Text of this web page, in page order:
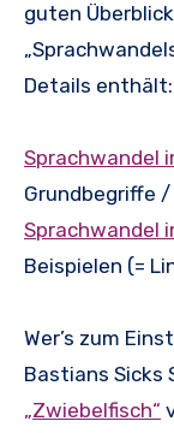
guten
Details enthält:
Sprachwandel
Grundbegriffe
Sprachwandel
Beispielen (=
Wer’s zum
Bastians Sicks
„Zwiebelfisch“